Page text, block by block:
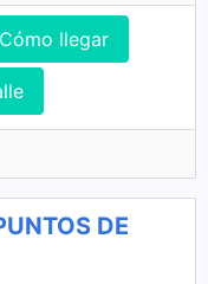
Cómo llegar
DE